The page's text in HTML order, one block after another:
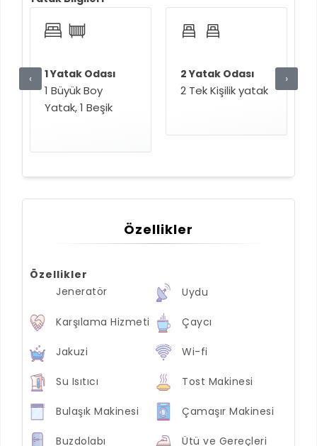
1 Yatak Odası
1 Büyük Boy
Yatak, 1 Beşik
2 Yatak Odası
2 Tek Kişilik yatak
‹ ›
Özellikler
Özellikler
Jeneratör
Uydu
Karşılama Hizmeti Çaycı
Jakuzi Wi-fi
Su Isıtıcı Tost Makinesi
Bulaşık Makinesi Çamaşır Makinesi
Buzdolabı Ütü ve Gereçleri